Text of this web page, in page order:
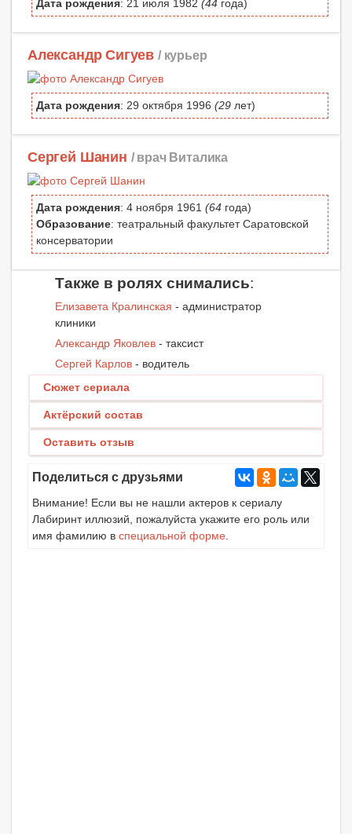
Дата рождения: 21 июля 1982 (44 года)
Александр Сигуев / курьер
Дата рождения: 29 октября 1996 (29 лет)
Сергей Шанин / врач Виталика
Дата рождения: 4 ноября 1961 (64 года)
Образование: театральный факультет Саратовской
консерватории
Также в ролях снимались:
Елизавета Кралинская - администратор
клиники
Александр Яковлев - таксист
Сергей Карлов - водитель
Сюжет сериала
Актёрский состав
Оставить отзыв
Поделиться с друзьями
Внимание! Если вы не нашли актеров к сериалу
Лабиринт иллюзий, пожалуйста укажите его роль или
имя фамилию в специальной форме.